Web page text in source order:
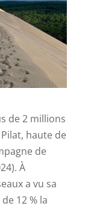
de 2 millions
haute de
de
À
a vu sa
12 % la